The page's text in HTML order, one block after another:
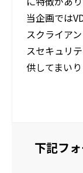
当企画では
スクライア
スセキュリ
供してまいり
下記フ